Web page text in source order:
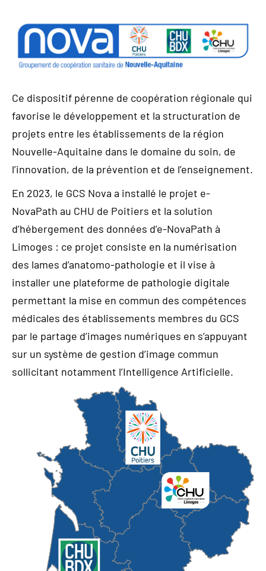
Ce dispositif pérenne de coopération régionale qui
favorise le développement et la structuration de
projets entre les établissements de la région
Nouvelle-Aquitaine dans le domaine du soin, de
l’innovation, de la prévention et de l’enseignement.
En 2023, le GCS Nova a installé le projet e-
NovaPath au CHU de Poitiers et la solution
d’hébergement des données d’e-NovaPath à
Limoges : ce projet consiste en la numérisation
des lames d’anatomo-pathologie et il vise à
installer une plateforme de pathologie digitale
permettant la mise en commun des compétences
médicales des établissements membres du GCS
par le partage d’images numériques en s’appuyant
sur un système de gestion d’image commun
sollicitant notamment l’Intelligence Artificielle.